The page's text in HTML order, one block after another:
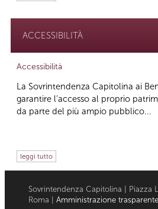
ACCESSIBILITÀ
Accessibilità
La Sovrintendenza Capitolina ai
garantire l’accesso al proprio
da parte del più ampio pubblico...
leggi tutto
Sovrintendenza Capitolina | Piazza
Roma | Amministrazione trasparente